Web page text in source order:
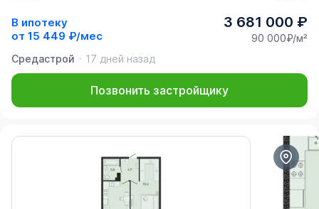
В ипотеку
от 15 449 ₽/мес
3 681 000 ₽
90 000₽/м²
Средастрой
17 дней назад
Позвонить застройщику